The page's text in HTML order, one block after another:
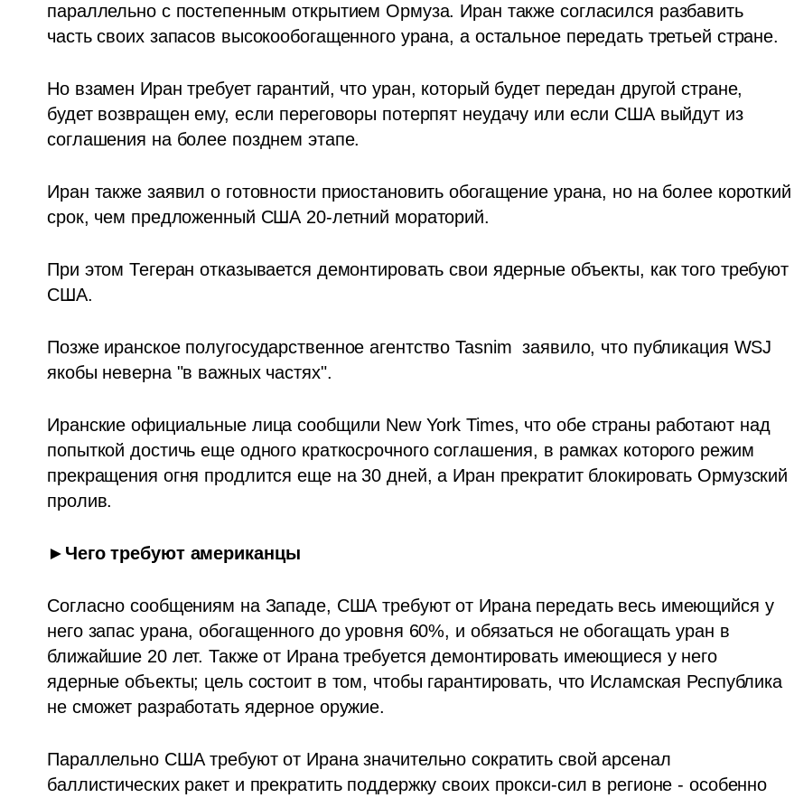
параллельно с постепенным открытием Ормуза. Иран также согласился разбавить
часть своих запасов высокообогащенного урана, а остальное передать третьей стране.
Но взамен Иран требует гарантий, что уран, который будет передан другой стране,
будет возвращен ему, если переговоры потерпят неудачу или если США выйдут из
соглашения на более позднем этапе.
Иран также заявил о готовности приостановить обогащение урана, но на более короткий
срок, чем предложенный США 20-летний мораторий.
При этом Тегеран отказывается демонтировать свои ядерные объекты, как того требуют
США.
Позже иранское полугосударственное агентство Tasnim  заявило, что публикация WSJ
якобы неверна "в важных частях".
Иранские официальные лица сообщили New York Times, что обе страны работают над
попыткой достичь еще одного краткосрочного соглашения, в рамках которого режим
прекращения огня продлится еще на 30 дней, а Иран прекратит блокировать Ормузский
пролив.
►Чего требуют американцы
Согласно сообщениям на Западе, США требуют от Ирана передать весь имеющийся у
него запас урана, обогащенного до уровня 60%, и обязаться не обогащать уран в
ближайшие 20 лет. Также от Ирана требуется демонтировать имеющиеся у него
ядерные объекты; цель состоит в том, чтобы гарантировать, что Исламская Республика
не сможет разработать ядерное оружие.
Параллельно США требуют от Ирана значительно сократить свой арсенал
баллистических ракет и прекратить поддержку своих прокси-сил в регионе - особенно